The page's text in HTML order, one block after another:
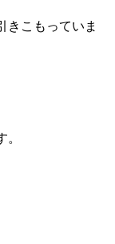
きこもっていま